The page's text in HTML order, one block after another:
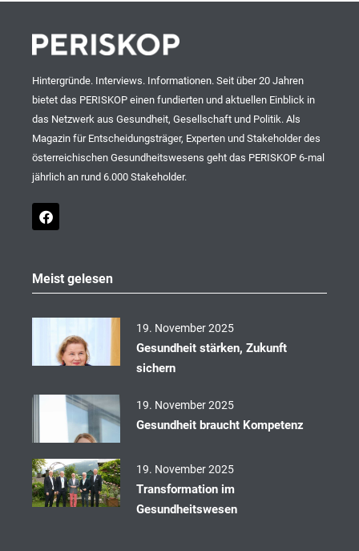
Hintergründe. Interviews. Informationen. Seit über 20 Jahren
bietet das PERISKOP einen fundierten und aktuellen Einblick in
das Netzwerk aus Gesundheit, Gesellschaft und Politik. Als
Magazin für Entscheidungsträger, Experten und Stakeholder des
österreichischen Gesundheitswesens geht das PERISKOP 6-mal
jährlich an rund 6.000 Stakeholder.
F
a
o
o
Meist gelesen
19. November 2025
Gesundheit stärken, Zukunft
sichern
19. November 2025
Gesundheit braucht Kompetenz
19. November 2025
Transformation im
Gesundheitswesen